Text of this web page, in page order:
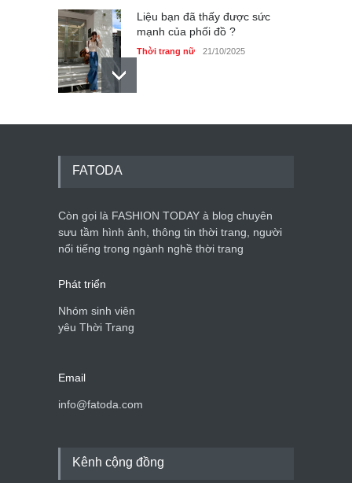
Liệu bạn đã thấy được sức
mạnh của phối đồ ?
Thời trang nữ 21/10/2025
Dàn túi hiệu ‘ xịn sò’ của nữ
Mẫu áo khoác đẹp cho phụ
nữ 40+
FATODA
Còn gọi là FASHION TODAY à blog chuyên
sưu tầm hình ảnh, thông tin thời trang, người
nổi tiếng trong ngành nghề thời trang
Phát triển
Nhóm sinh viên
yêu Thời Trang
Email
info@fatoda.com
Kênh cộng đồng